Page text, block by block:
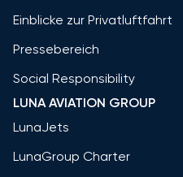
Einblicke zur Privatluftfahrt
Pressebereich
Social Responsibility
LUNA AVIATION GROUP
LunaJets
LunaGroup Charter